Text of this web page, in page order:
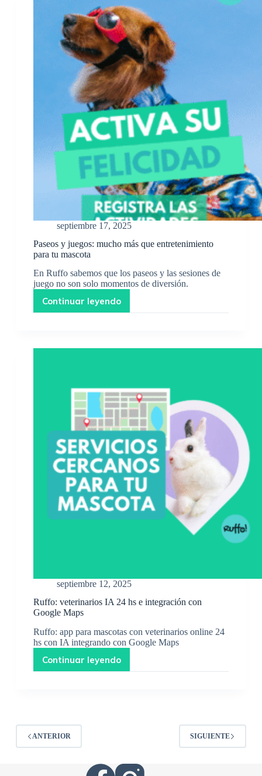
septiembre 17, 2025
Paseos y juegos: mucho más que entretenimiento
para tu mascota
En Ruffo sabemos que los paseos y las sesiones de
juego no son solo momentos de diversión.
Continuar leyendo
septiembre 12, 2025
Ruffo: veterinarios IA 24 hs e integración con
Google Maps
Ruffo: app para mascotas con veterinarios online 24
hs con IA integrando con Google Maps
Continuar leyendo
ANTERIOR SIGUIENTE